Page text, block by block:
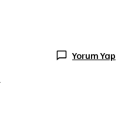
Yorum Yap